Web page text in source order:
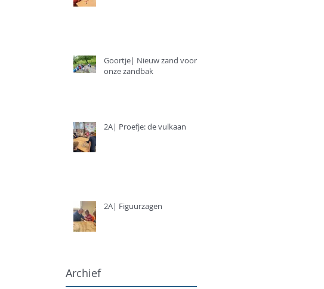
Goortje| Nieuw zand voor
onze zandbak
2A| Proefje: de vulkaan
2A| Figuurzagen
Archief